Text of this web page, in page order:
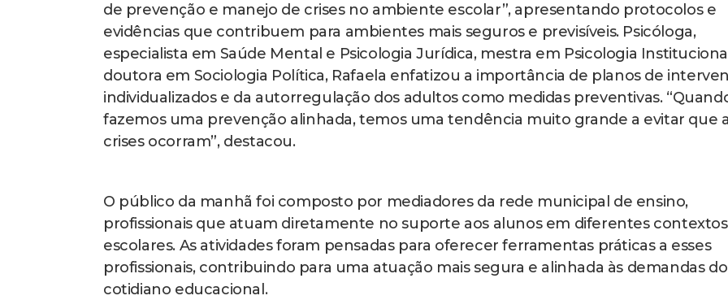
de prevenção e manejo de crises no ambiente escolar”, apresentando protocolos e
evidências que contribuem para ambientes mais seguros e previsíveis. Psicóloga,
especialista em Saúde Mental e Psicologia Jurídica, mestra em Psicologia
doutora em Sociologia Política, Rafaela enfatizou a importância de planos de
individualizados e da autorregulação dos adultos como medidas preventivas.
fazemos uma prevenção alinhada, temos uma tendência muito grande a evitar que
crises ocorram”, destacou.
O público da manhã foi composto por mediadores da rede municipal de ensino,
profissionais que atuam diretamente no suporte aos alunos em diferentes contextos
escolares. As atividades foram pensadas para oferecer ferramentas práticas a esses
profissionais, contribuindo para uma atuação mais segura e alinhada às demandas do
cotidiano educacional.